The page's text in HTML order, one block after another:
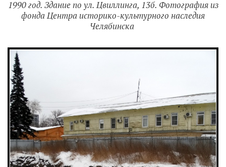
1990 год. Здание по ул. Цвиллинга, 13б. Фотография из
фонда Центра историко-культурного наследия
Челябинска